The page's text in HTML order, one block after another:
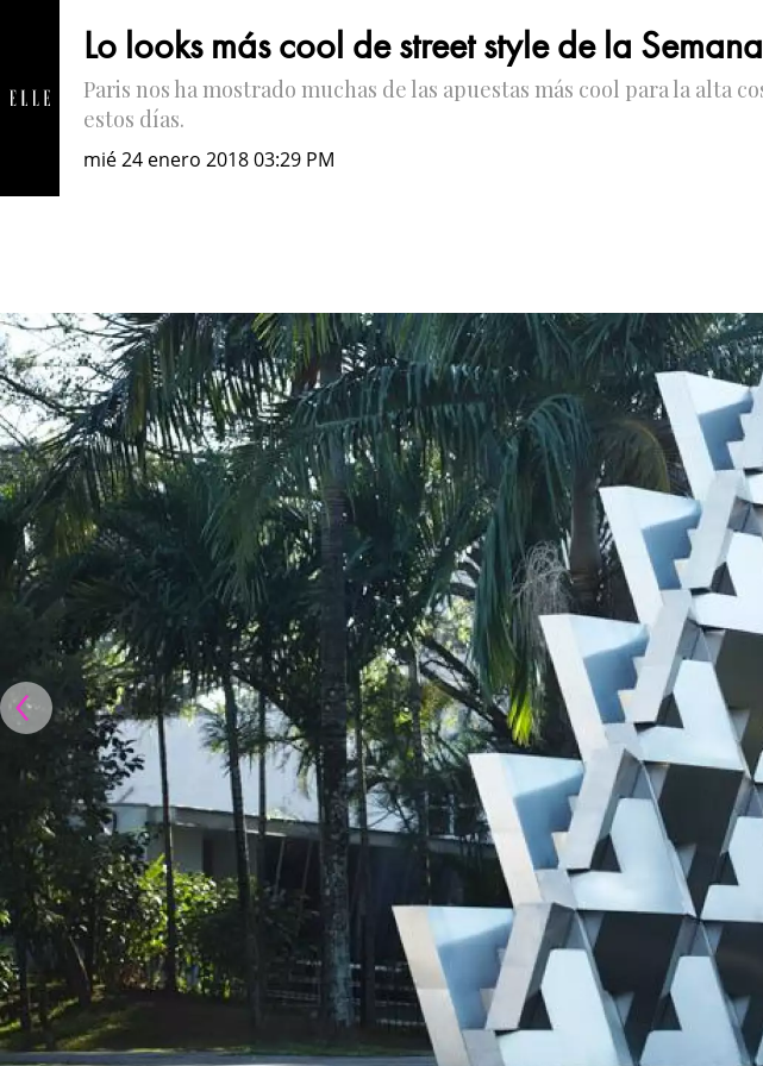
Lo looks más cool de street style de la
Paris nos ha mostrado muchas de las apuestas más cool para la alta
estos días.
mié 24 enero 2018 03:29 PM